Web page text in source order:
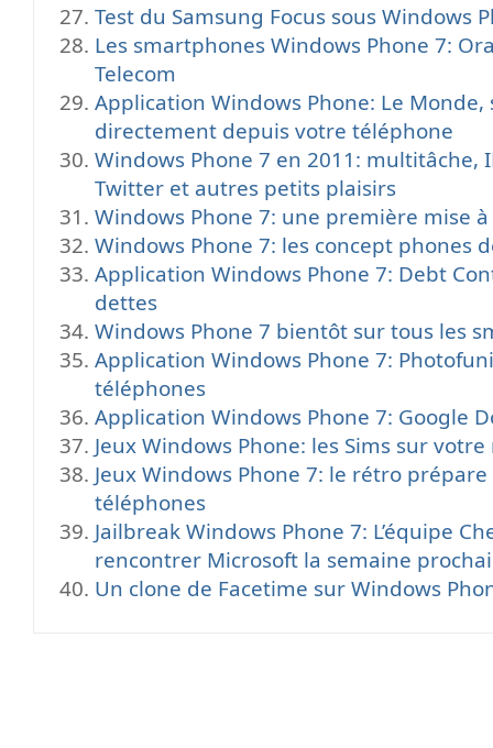
Test du Samsung Focus sous Windows
Les smartphones Windows Phone 7:
Telecom
Application Windows Phone: Le Monde,
directement depuis votre téléphone
Windows Phone 7 en 2011: multitâche,
Twitter et autres petits plaisirs
Windows Phone 7: une première mise
Windows Phone 7: les concept phones
Application Windows Phone 7: Debt
dettes
Windows Phone 7 bientôt sur tous les
Application Windows Phone 7:
téléphones
Application Windows Phone 7: Google
Jeux Windows Phone: les Sims sur
Jeux Windows Phone 7: le rétro
téléphones
Jailbreak Windows Phone 7: L’équipe
rencontrer Microsoft la semaine
Un clone de Facetime sur Windows